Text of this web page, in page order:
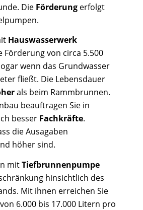
Die Förderungerfolgt
Hauswasserwerk
Förderung von circa 5.500
wenn das Grundwasser
fließt. Die Lebensdauer
als beim Rammbrunnen.
beauftragen Sie in
besser Fachkräfte.
die Ausagaben
höher sind.
mitTiefbrunnenpumpe
hinsichtlich des
Mit ihnen erreichen Sie
6.000 bis 17.000 Litern pro